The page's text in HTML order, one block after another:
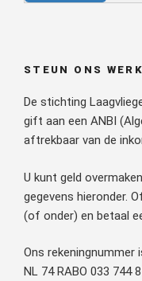
STEUN ONS WERK
De stichting
gift aan een ANBI
aftrekbaar van de
U kunt geld
gegevens hieronder.
(of onder) en betaal
Ons rekeningnummer
NL 74 RABO 033 744